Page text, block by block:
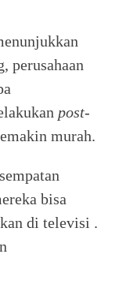
perusahaan
post-
murah.
bisa
di televisi .